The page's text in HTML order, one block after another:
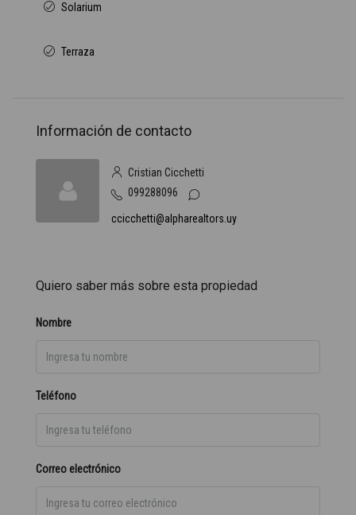
Solarium
Terraza
Información de contacto
Cristian Cicchetti
099288096
ccicchetti@alpharealtors.uy
Quiero saber más sobre esta propiedad
Nombre
Teléfono
Correo electrónico